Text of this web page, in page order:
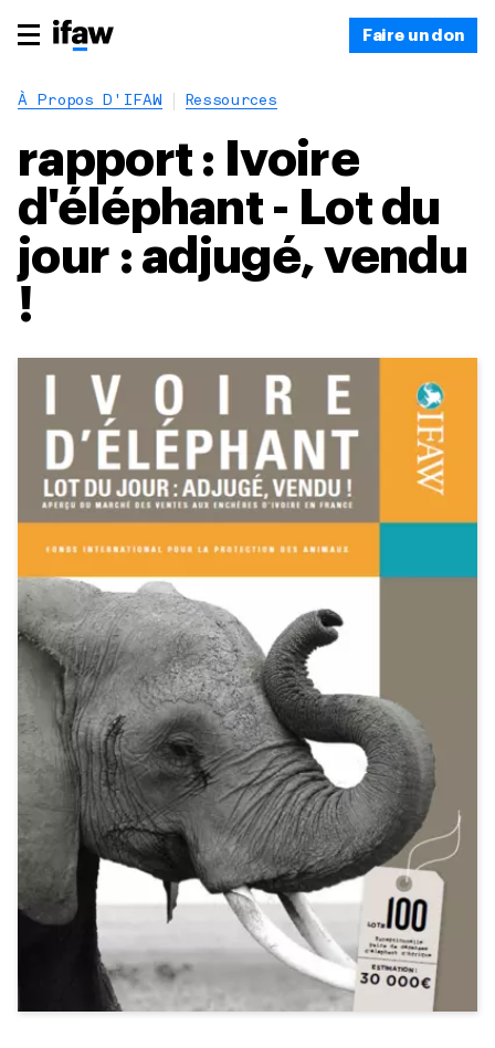
Faire un don
À Propos D'IFAW Ressources
rapport : Ivoire
d'éléphant - Lot du
jour : adjugé, vendu
!